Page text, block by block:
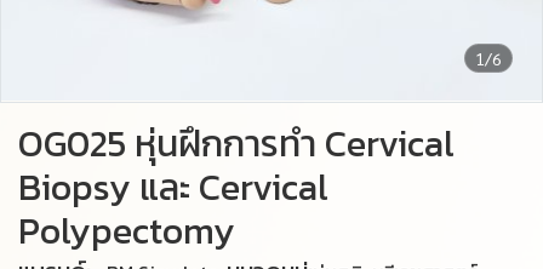
1/6
OG025 หุ่นฝึกการทำ Cervical
Biopsy และ Cervical
Polypectomy